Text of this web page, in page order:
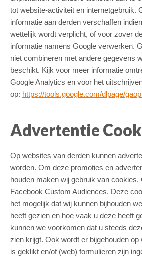
tot website-activiteit en internetgebruik.
informatie aan derden verschaffen
wettelijk wordt verplicht, of voor zover
informatie namens Google verwerken.
niet combineren met andere gegevens
beschikt. Kijk voor meer informatie
Google Analytics en voor het
op: https://tools.google.com/dlpage/
Advertentie
Op websites van derden kunnen
worden. Om deze promoties en
houden maken wij gebruik van cookies,
Facebook Custom Audiences. Deze
het mogelijk dat wij kunnen bijhouden
heeft gezien en hoe vaak u deze heeft
kunnen we voorkomen dat u steeds
zien krijgt. Ook wordt er bijgehouden
is geklikt en/of (web) formulieren zijn
Switch The
Nederlands